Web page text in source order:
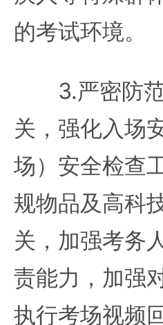
的考试环境。
3.严密防范
关，强化入场
场）安全检查
规物品及高科
关，加强考务
责能力，加强
执行考场视频